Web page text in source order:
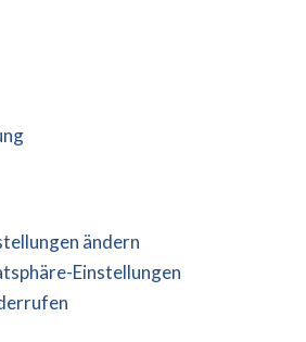
ändern
Einstellungen